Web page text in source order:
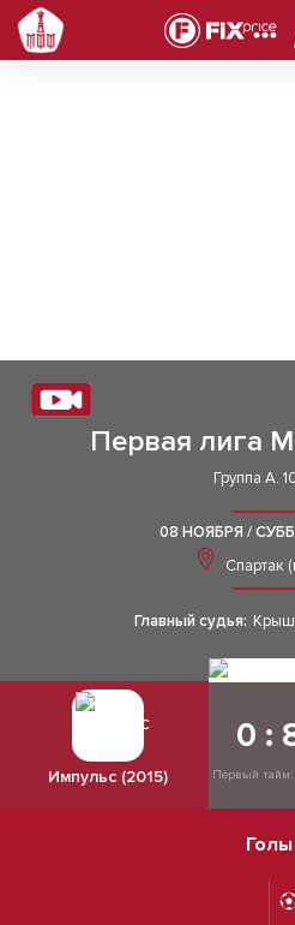
Первая лига
Группа А.
08 НОЯБРЯ /
Спартак
Главный судья:
Импульс (2015)
0 :
Первый тайм:
Голы